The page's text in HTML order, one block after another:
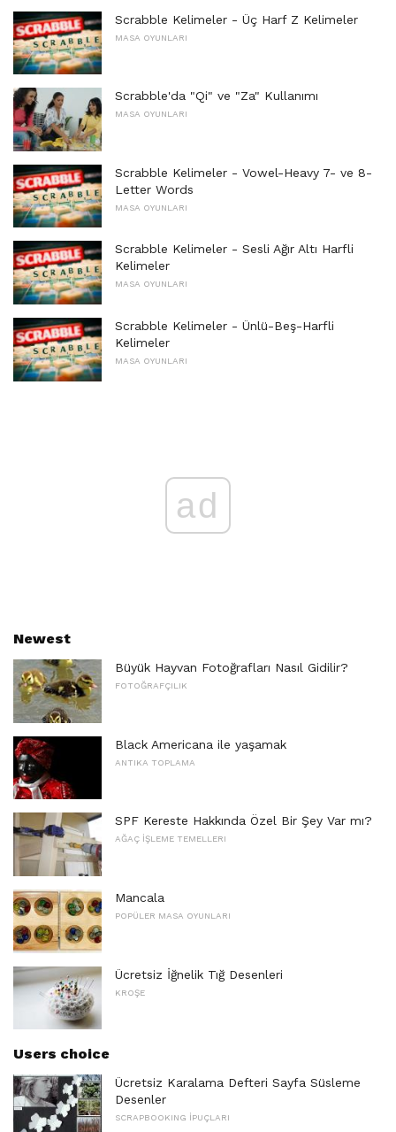
Scrabble Kelimeler - Üç Harf Z Kelimeler
MASA OYUNLARI
Scrabble'da "Qi" ve "Za" Kullanımı
MASA OYUNLARI
Scrabble Kelimeler - Vowel-Heavy 7- ve 8-
Letter Words
MASA OYUNLARI
Scrabble Kelimeler - Sesli Ağır Altı Harfli
Kelimeler
MASA OYUNLARI
Scrabble Kelimeler - Ünlü-Beş-Harfli
Kelimeler
MASA OYUNLARI
ad
Newest
Büyük Hayvan Fotoğrafları Nasıl Gidilir?
FOTOĞRAFÇILIK
Black Americana ile yaşamak
ANTIKA TOPLAMA
SPF Kereste Hakkında Özel Bir Şey Var mı?
AĞAÇ İŞLEME TEMELLERI
Mancala
POPÜLER MASA OYUNLARI
Ücretsiz İğnelik Tığ Desenleri
KROŞE
Users choice
Ücretsiz Karalama Defteri Sayfa Süsleme
Desenler
SCRAPBOOKING İPUÇLARI